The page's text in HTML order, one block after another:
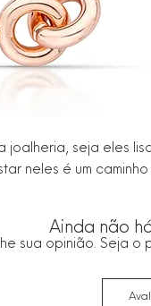
joalheria, seja eles
neles é um caminho
Ainda não
sua opinião. Seja o